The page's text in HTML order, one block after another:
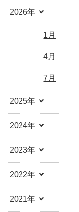
2026年
1月
4月
7月
2025年
2024年
2023年
2022年
2021年